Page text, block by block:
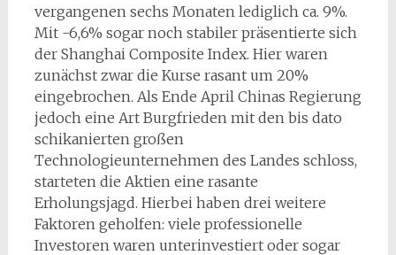
vergangenen sechs Monaten lediglich ca. 9%.
Mit -6,6% sogar noch stabiler präsentierte sich
der Shanghai Composite Index. Hier waren
zunächst zwar die Kurse rasant um 20%
eingebrochen. Als Ende April Chinas Regierung
jedoch eine Art Burgfrieden mit den bis dato
schikanierten großen
Technologieunternehmen des Landes schloss,
starteten die Aktien eine rasante
Erholungsjagd. Hierbei haben drei weitere
Faktoren geholfen: viele professionelle
Investoren waren unterinvestiert oder sogar